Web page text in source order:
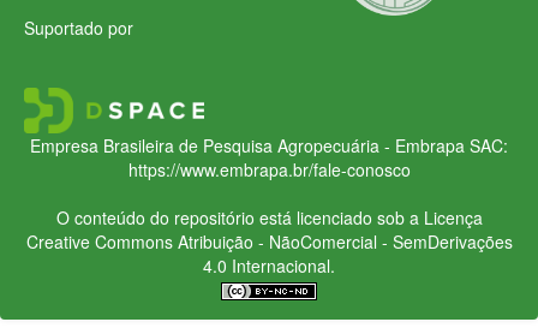
Suportado por
Empresa Brasileira de Pesquisa Agropecuária - Embrapa SAC:
https://www.embrapa.br/fale-conosco
O conteúdo do repositório está licenciado sob a Licença
Creative CommonsAtribuição - NãoComercial - SemDerivações
4.0 Internacional.